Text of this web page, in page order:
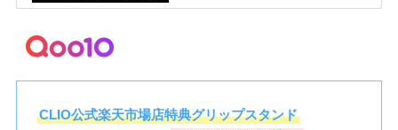
CLIO公式楽天市場店特典グリップスタンド